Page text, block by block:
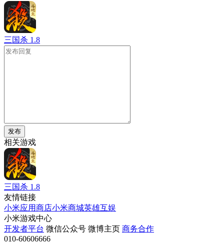
三国杀 1.8
发布
相关游戏
三国杀 1.8
友情链接
小米应用商店小米商城英雄互娱
小米游戏中心
开发者平台 微信公众号 微博主页 商务合作
010-60606666